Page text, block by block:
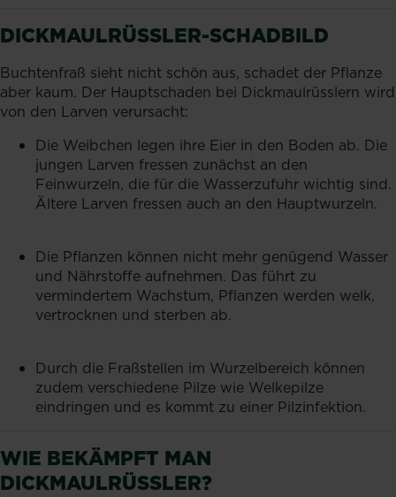
DICKMAULRÜSSLER-SCHADBILD
Buchtenfraß sieht nicht schön aus, schadet der Pflanze
aber kaum. Der Hauptschaden bei Dickmaulrüsslern wird
von den Larven verursacht:
Die Weibchen legen ihre Eier in den Boden ab. Die
jungen Larven fressen zunächst an den
Feinwurzeln, die für die Wasserzufuhr wichtig sind.
Ältere Larven fressen auch an den Hauptwurzeln.
Die Pflanzen können nicht mehr genügend Wasser
und Nährstoffe aufnehmen. Das führt zu
vermindertem Wachstum, Pflanzen werden welk,
vertrocknen und sterben ab.
Durch die Fraßstellen im Wurzelbereich können
zudem verschiedene Pilze wie Welkepilze
eindringen und es kommt zu einer Pilzinfektion.
WIE BEKÄMPFT MAN
DICKMAULRÜSSLER?